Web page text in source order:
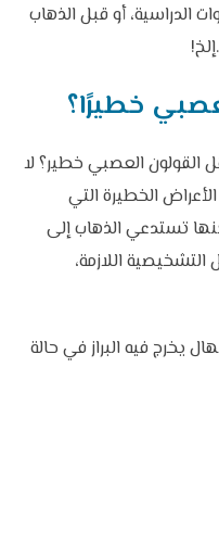
الدراسية، أو قبل الذهاب
خطيرًا؟
القولون العصبي خطير؟ لا
الخطيرة التي
تستدعي الذهاب إلى
اللازمة،
يخرج فيه البراز في حالة